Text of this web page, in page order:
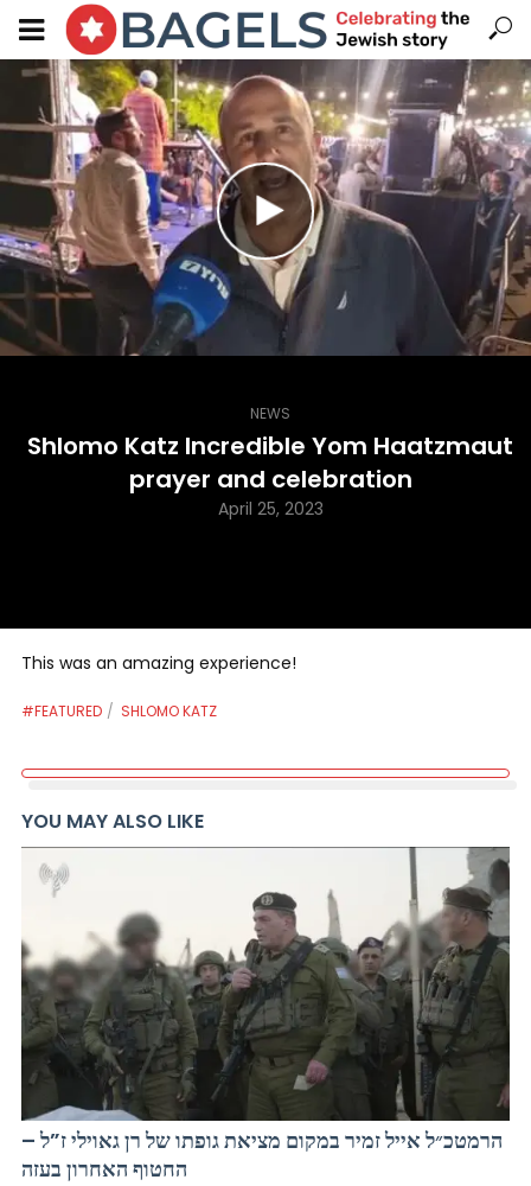
NEWS
Shlomo Katz Incredible Yom Haatzmaut
prayer and celebration
April 25, 2023
This was an amazing experience!
#FEATURED SHLOMO KATZ
YOU MAY ALSO LIKE
הרמטכ״ל אייל זמיר במקום מציאת גופתו של רן גאוילי ז”ל –
החטוף האחרון בעזה